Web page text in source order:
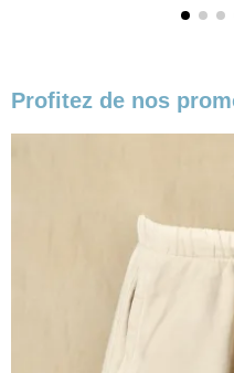
Profitez de nos